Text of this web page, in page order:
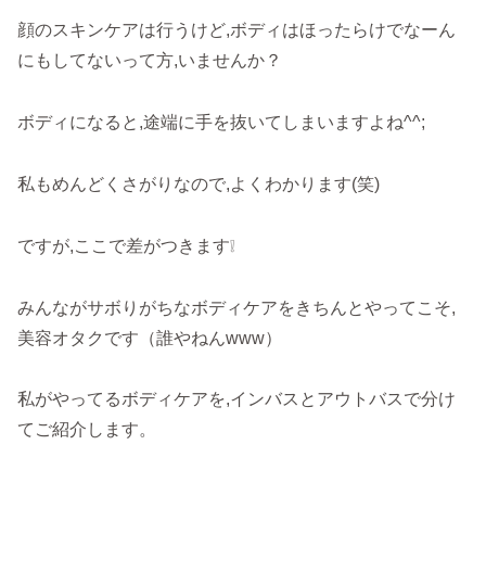
顔のスキンケアは行うけど,ボディはほったらけでなーん
にもしてないって方,いませんか？
ボディになると,途端に手を抜いてしまいますよね^^;
私もめんどくさがりなので,よくわかります(笑)
ですが,ここで差がつきます❕
みんながサボりがちなボディケアをきちんとやってこそ,
美容オタクです（誰やねんwww）
私がやってるボディケアを,インバスとアウトバスで分け
てご紹介します。